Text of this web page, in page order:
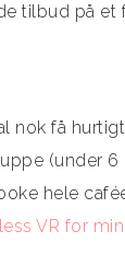
tilbud på et
nok få
(under
hele
VR for